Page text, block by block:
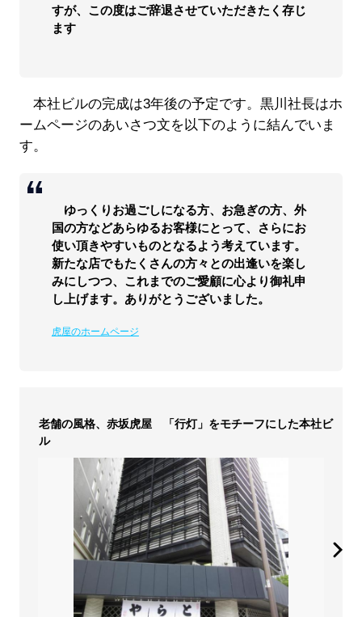
すが、この度はご辞退させていただきたく存じ
ます
本社ビルの完成は3年後の予定です。黒川社長はホ
ームページのあいさつ文を以下のように結んでいま
す。
ゆっくりお過ごしになる方、お急ぎの方、外
国の方などあらゆるお客様にとって、さらにお
使い頂きやすいものとなるよう考えています。
新たな店でもたくさんの方々との出逢いを楽し
みにしつつ、これまでのご愛顧に心より御礼申
し上げます。ありがとうございました。
虎屋のホームページ
老舗の風格、赤坂虎屋 「行灯」をモチーフにした本社ビ
ル